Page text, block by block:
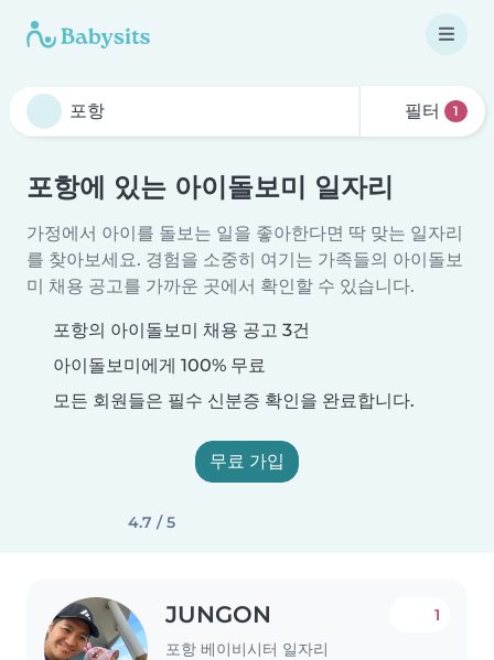
필터 1
포항에 있는 아이돌보미 일자리
가정에서 아이를 돌보는 일을 좋아한다면 딱 맞는 일자리
를 찾아보세요. 경험을 소중히 여기는 가족들의 아이돌보
미 채용 공고를 가까운 곳에서 확인할 수 있습니다.
포항의 아이돌보미 채용 공고 3건
아이돌보미에게 100% 무료
모든 회원들은 필수 신분증 확인을 완료합니다.
무료 가입
4.7 / 5
JUNGON
포항 베이비시터 일자리
1